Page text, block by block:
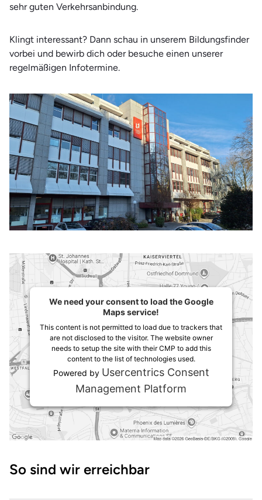
sehr guten Verkehrsanbindung.
Klingt interessant? Dann schau in unserem Bildungsfinder
vorbei und bewirb dich oder besuche einen unserer
regelmäßigen Infotermine.
Wegbeschreibung
We need your consent to load the Google
Maps service!
This content is not permitted to load due to trackers that
are not disclosed to the visitor. The website owner
needs to setup the site with their CMP to add this
content to the list of technologies used.
Powered by Usercentrics Consent
Management Platform
So sind wir erreichbar
Wirtschaft